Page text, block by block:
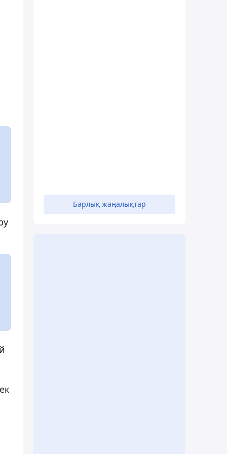
Барлық жаңалықтар